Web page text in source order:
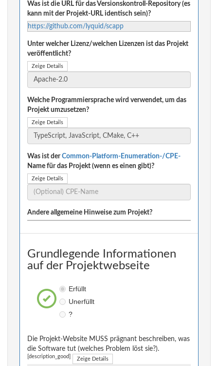
Was ist die URL für das Versionskontroll-Repository (es
kann mit der Projekt-URL identisch sein)?
https://github.com/lyquid/scapp
Unter welcher Lizenz/welchen Lizenzen ist das Projekt
veröffentlicht?
Zeige Details
Welche Programmiersprache wird verwendet, um das
Projekt umzusetzen?
Zeige Details
Was ist derCommon-Platform-Enumeration-/CPE-
Name für das Projekt (wenn es einen gibt)?
Zeige Details
Andere allgemeine Hinweise zum Projekt?
Grundlegende Informationen
auf der Projektwebseite
Erfüllt
Unerfüllt
?
Die Projekt-Website MUSS prägnant beschreiben, was
die Software tut (welches Problem löst sie?).
[description_good] Zeige Details